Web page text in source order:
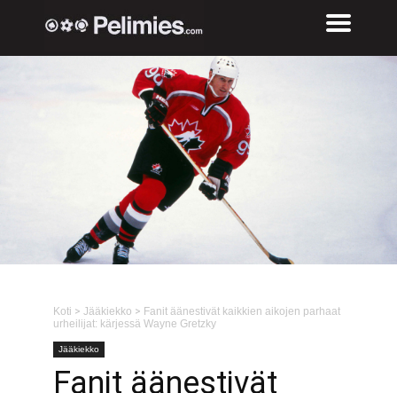
Koti > Jääkiekko > Fanit äänestivät kaikkien aikojen parhaat
urheilijat: kärjessä Wayne Gretzky
Jääkiekko
Fanit äänestivät